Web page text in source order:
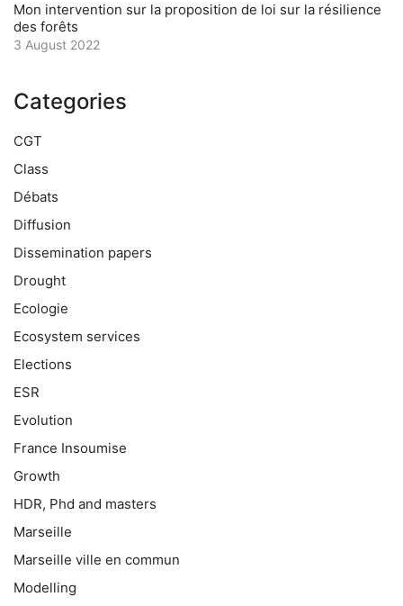
Mon intervention sur la proposition de loi sur la résilience
des forêts
3 August 2022
Categories
CGT
Class
Débats
Diffusion
Dissemination papers
Drought
Ecologie
Ecosystem services
Elections
ESR
Evolution
France Insoumise
Growth
HDR, Phd and masters
Marseille
Marseille ville en commun
Modelling